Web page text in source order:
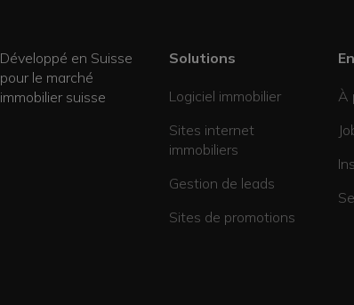
Développé en Suisse
pour le marché
immobilier suisse
Solutions
Logiciel immobilier
Sites internet
immobiliers
Gestion de leads
Sites de promotions
À